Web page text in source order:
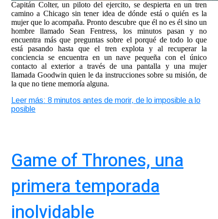
Capitán Colter, un piloto del ejercito, se despierta en un tren
camino a Chicago sin tener idea de dónde está o quién es la
mujer que lo acompaña. Pronto descubre que él no es él sino un
hombre llamado Sean Fentress, los minutos pasan y no
encuentra más que preguntas sobre el porqué de todo lo que
está pasando hasta que el tren explota y al recuperar la
conciencia se encuentra en un nave pequeña con el único
contacto al exterior a través de una pantalla y una mujer
llamada Goodwin quien le da instrucciones sobre su misión, de
la que no tiene memoría alguna.
Leer más: 8 minutos antes de morir, de lo imposible a lo
posible
Game of Thrones, una
primera temporada
inolvidable